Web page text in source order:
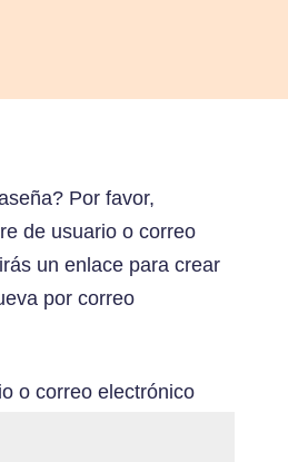
Por favor,
de usuario o correo
un enlace para crear
por correo
o correo electrónico